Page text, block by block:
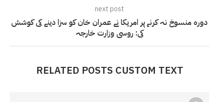
next post
دورہ منسوخ نہ کرنے پر امریکا نے عمران خان کو سزا دینے کی کوشش
کی: روسی وزارت خارجہ
RELATED POSTS CUSTOM TEXT